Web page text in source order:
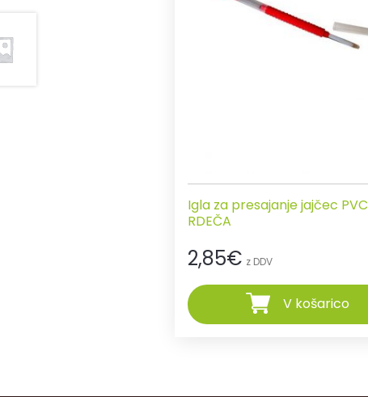
Igla za presajanje jajčec PVC
RDEČA
2,85€ z DDV
V košarico